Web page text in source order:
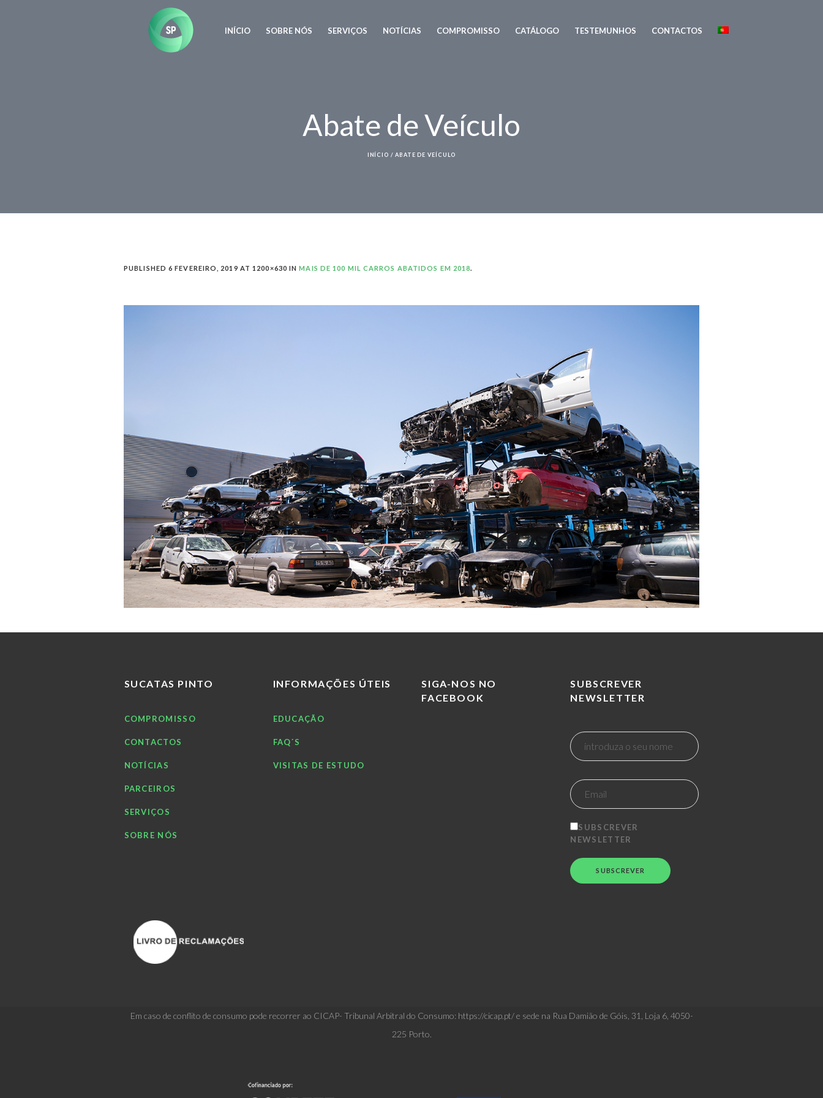
INÍCIO SOBRE NÓS SERVIÇOS NOTÍCIAS COMPROMISSO CATÁLOGO TESTEMUNHOS CONTACTOS
Abate de Veículo
INÍCIO / ABATE DE VEÍCULO
PUBLISHED 6 FEVEREIRO, 2019 AT 1200×630 INMAIS DE 100 MIL CARROS ABATIDOS EM 2018.
SUCATAS PINTO
COMPROMISSO
CONTACTOS
NOTÍCIAS
PARCEIROS
SERVIÇOS
SOBRE NÓS
INFORMAÇÕES ÚTEIS
EDUCAÇÃO
FAQ´S
VISITAS DE ESTUDO
SIGA-NOS NO
FACEBOOK
SUBSCREVER
NEWSLETTER
SUBSCREVER
NEWSLETTER
Em caso de conflito de consumo pode recorrer ao CICAP- Tribunal Arbitral do Consumo: https://cicap.pt/ e sede na Rua Damião de Góis, 31, Loja 6, 4050-
225 Porto.